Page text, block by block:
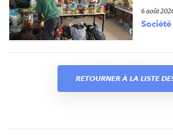
6 août
RETOURNER À LA LISTE